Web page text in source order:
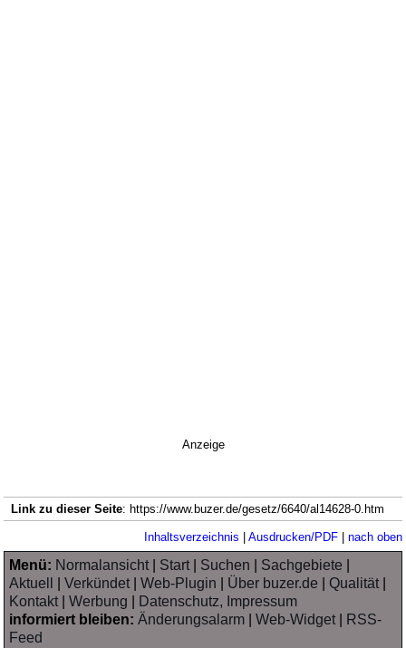
Anzeige
Link zu dieser Seite: https://www.buzer.de/gesetz/6640/al14628-0.htm
Inhaltsverzeichnis | Ausdrucken/PDF| nach oben
Menü: Normalansicht| Start| Suchen Sachgebiete
Aktuell
|Verkündet|Web-Plugin Über buzer.de |Qualität|
Kontakt|Werbung
Datenschutz, Impressum
informiert bleiben: Änderungsalarm |Web-Widget|
RSS-
Feed